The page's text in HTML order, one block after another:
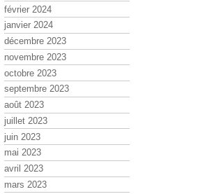
février 2024
janvier 2024
décembre 2023
novembre 2023
octobre 2023
septembre 2023
août 2023
juillet 2023
juin 2023
mai 2023
avril 2023
mars 2023